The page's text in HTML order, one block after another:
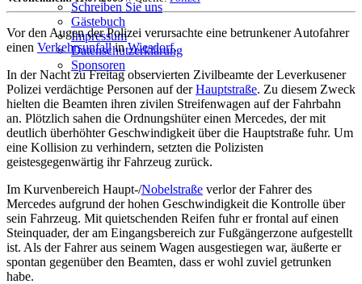
Schreiben Sie uns
Gästebuch
Impressum
Datenschutzerklärung
Sponsoren
Vor den Augen der Polizei verursachte eine betrunkener Autofahrer
einen VerkehrsunfallinWiesdorf.
In der Nacht zu Freitag observierten Zivilbeamte der Leverkusener
Polizei verdächtige Personen auf derHauptstraße. Zu diesem Zweck
hielten die Beamten ihren zivilen Streifenwagen auf der Fahrbahn
an. Plötzlich sahen die Ordnungshüter einen Mercedes, der mit
deutlich überhöhter Geschwindigkeit über die Hauptstraße fuhr. Um
eine Kollision zu verhindern, setzten die Polizisten
geistesgegenwärtig ihr Fahrzeug zurück.
Im Kurvenbereich Haupt-/Nobelstraße verlor der Fahrer des
Mercedes aufgrund der hohen Geschwindigkeit die Kontrolle über
sein Fahrzeug. Mit quietschenden Reifen fuhr er frontal auf einen
Steinquader, der am Eingangsbereich zur Fußgängerzone aufgestellt
ist. Als der Fahrer aus seinem Wagen ausgestiegen war, äußerte er
spontan gegenüber den Beamten, dass er wohl zuviel getrunken
habe.